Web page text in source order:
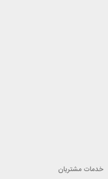
خدمات مشتریان